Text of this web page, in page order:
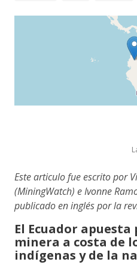
Este articulo fue escrito por
(MiningWatch) e Ivonne
publicado en inglés por la
El Ecuador
minera a costa de
indígenas y de la